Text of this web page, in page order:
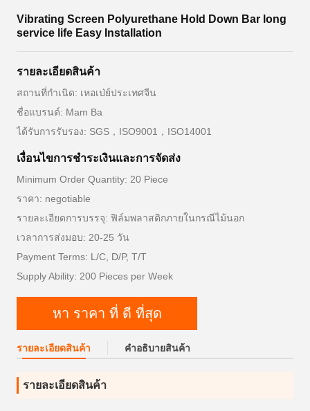
Vibrating Screen Polyurethane Hold Down Bar long
service life Easy Installation
รายละเอียดสินค้า
สถานที่กำเนิด: เหอเป่ย์ประเทศจีน
ชื่อแบรนด์: Mam Ba
ได้รับการรับรอง: SGS，ISO9001，ISO14001
เงื่อนไขการชําระเงินและการจัดส่ง
Minimum Order Quantity: 20 Piece
ราคา: negotiable
รายละเอียดการบรรจุ: ฟิล์มพลาสติกภายในกรณีไม้นอก
เวลาการส่งมอบ: 20-25 วัน
Payment Terms: L/C, D/P, T/T
Supply Ability: 200 Pieces per Week
หา ราคา ที่ ดี ที่สุด
รายละเอียดสินค้า คําอธิบายสินค้า
รายละเอียดสินค้า